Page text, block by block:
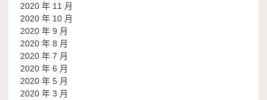
2020 年 11 月
2020 年 10 月
2020 年 9 月
2020 年 8 月
2020 年 7 月
2020 年 6 月
2020 年 5 月
2020 年 3 月